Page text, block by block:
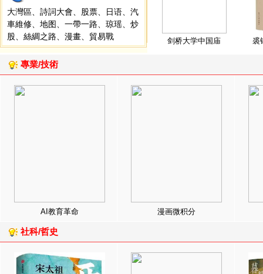
大灣區
詩詞大會 股票 日语
汽
車維修
地图 一帶一路 琼瑶
炒
股
絲綢之路 漫畫 貿易戰 剑桥大学中国庙 裘
專業/技術
AI教育革命 漫画微积分
社科/哲史